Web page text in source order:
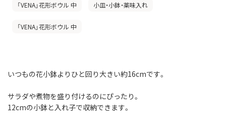
「VENA」花形ボウル 中 小皿・小鉢・薬味入れ
「VENA」花形ボウル 中
いつもの花小鉢よりひと回り大きい約16cmです。
サラダや煮物を盛り付けるのにぴったり。
12cmの小鉢と入れ子で収納できます。